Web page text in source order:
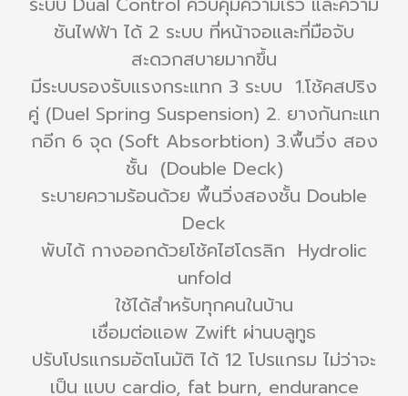
ชันไฟฟ้า ได้ 2 ระบบ ที่หน้าจอและที่มือจับ
สะดวกสบายมากขึ้น
มีระบบรองรับแรงกระแทก 3 ระบบ 1.โช้คสปริง
คู่ (Duel Spring Suspension) 2. ยางกันกะแท
กอีก 6 จุด (Soft Absorbtion) 3.พื้นวิ่ง สอง
ชั้น (Double Deck)
ระบายความร้อนด้วย พื้นวิ่งสองชั้น Double
Deck
พับได้ กางออกด้วยโช้คไฮโดรลิก Hydrolic
unfold
ใช้ได้สำหรับทุกคนในบ้าน
เชื่อมต่อแอพ Zwift ผ่านบลูทูธ
ปรับโปรแกรมอัตโนมัติ ได้ 12 โปรแกรม ไม่ว่าจะ
เป็น แบบ cardio, fat burn, endurance